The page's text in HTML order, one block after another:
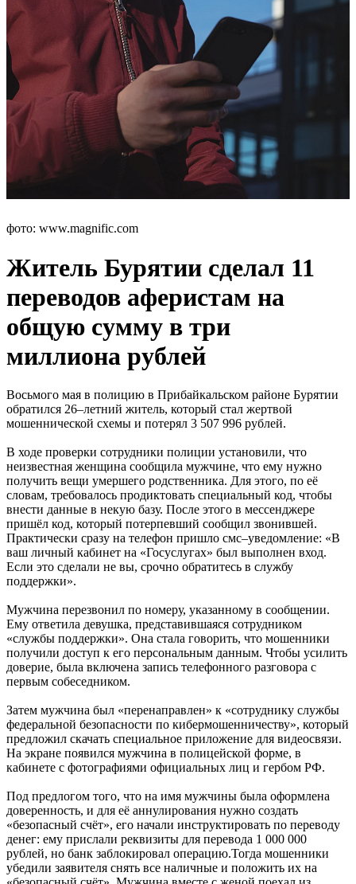
фото: www.magnific.com
Житель Бурятии сделал 11
переводов аферистам на
общую сумму в три
миллиона рублей
Восьмого мая в полицию в Прибайкальском районе Бурятии
обратился 26–летний житель, который стал жертвой
мошеннической схемы и потерял 3 507 996 рублей.
В ходе проверки сотрудники полиции установили, что
неизвестная женщина сообщила мужчине, что ему нужно
получить вещи умершего родственника. Для этого, по её
словам, требовалось продиктовать специальный код, чтобы
внести данные в некую базу. После этого в мессенджере
пришёл код, который потерпевший сообщил звонившей.
Практически сразу на телефон пришло смс–уведомление: «В
ваш личный кабинет на «Госуслугах» был выполнен вход.
Если это сделали не вы, срочно обратитесь в службу
поддержки».
Мужчина перезвонил по номеру, указанному в сообщении.
Ему ответила девушка, представившаяся сотрудником
«службы поддержки». Она стала говорить, что мошенники
получили доступ к его персональным данным. Чтобы усилить
доверие, была включена запись телефонного разговора с
первым собеседником.
Затем мужчина был «перенаправлен» к «сотруднику службы
федеральной безопасности по кибермошенничеству», который
предложил скачать специальное приложение для видеосвязи.
На экране появился мужчина в полицейской форме, в
кабинете с фотографиями официальных лиц и гербом РФ.
Под предлогом того, что на имя мужчины была оформлена
доверенность, и для её аннулирования нужно создать
«безопасный счёт», его начали инструктировать по переводу
денег: ему прислали реквизиты для перевода 1 000 000
рублей, но банк заблокировал операцию.Тогда мошенники
убедили заявителя снять все наличные и положить их на